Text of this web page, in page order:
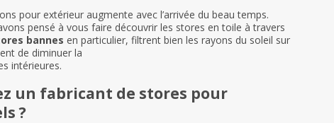
pour extérieur augmente avec l’arrivée du beau temps.
pensé à vous faire découvrir les stores en toile à travers
bannes en particulier, filtrent bien les rayons du soleil sur
de diminuer la
intérieures.
un fabricant de stores pour
?